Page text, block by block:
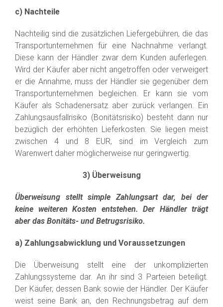
c) Nachteile
Nachteilig sind die zusätzlichen Liefergebühren, die das
Transportunternehmen für eine Nachnahme verlangt.
Diese kann der Händler zwar dem Kunden auferlegen.
Wird der Käufer aber nicht angetroffen oder verweigert
er die Annahme, muss der Händler sie gegenüber dem
Transportunternehmen begleichen. Er kann sie vom
Käufer als Schadenersatz aber zurück verlangen. Ein
Zahlungsausfallrisiko (Bonitätsrisiko) besteht dann nur
bezüglich der erhöhten Lieferkosten. Sie liegen meist
zwischen 4 und 8 EUR, sind im Vergleich zum
Warenwert daher möglicherweise nur geringwertig.
3) Überweisung
Überweisung stellt simple Zahlungsart dar, bei der
keine weiteren Kosten entstehen. Der Händler trägt
aber das Bonitäts- und Betrugsrisiko.
a) Zahlungsabwicklung und Voraussetzungen
Die Überweisung stellt eine der unkomplizierten
Zahlungssysteme dar. An ihr sind 3 Parteien beteiligt.
Der Käufer, dessen Bank sowie der Händler. Der Käufer
weist seine Bank an, den Rechnungsbetrag auf dem